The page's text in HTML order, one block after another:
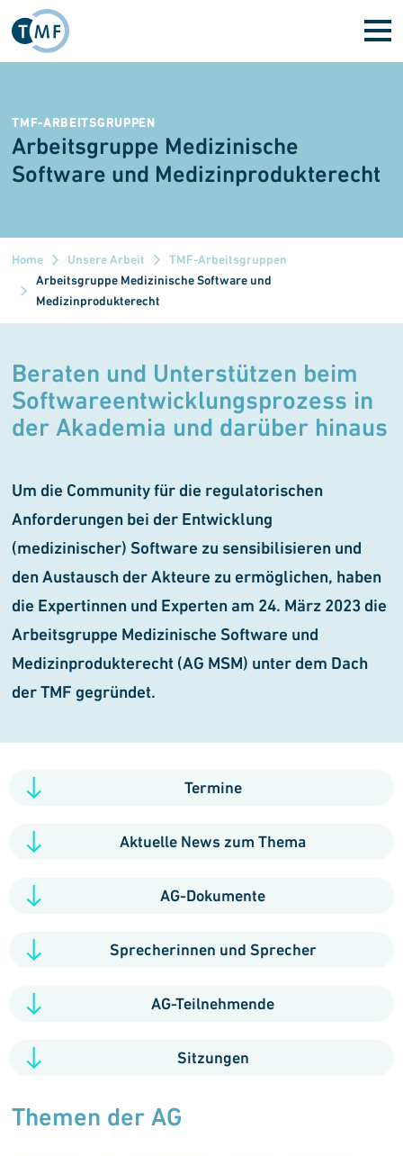
Direkt zum Inhalt
TMF-ARBEITSGRUPPEN
Arbeitsgruppe Medizinische
Software und Medizinprodukterecht
Home Unsere Arbeit
TMF-Arbeitsgruppen
Arbeitsgruppe Medizinische Software und
Medizinprodukterecht
Beraten und Unterstützen beim
Softwareentwicklungsprozess in
der Akademia und darüber hinaus
Um die Community für die regulatorischen
Anforderungen bei der Entwicklung
(medizinischer) Software zu sensibilisieren und
den Austausch der Akteure zu ermöglichen, haben
die Expertinnen und Experten am 24. März 2023 die
Arbeitsgruppe Medizinische Software und
Medizinprodukterecht (AG MSM) unter dem Dach
der TMF gegründet.
Termine
Aktuelle News zum Thema
AG-Dokumente
Sprecherinnen und Sprecher
AG-Teilnehmende
Sitzungen
Themen der AG